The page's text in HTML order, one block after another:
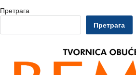
Претрага
Претрага